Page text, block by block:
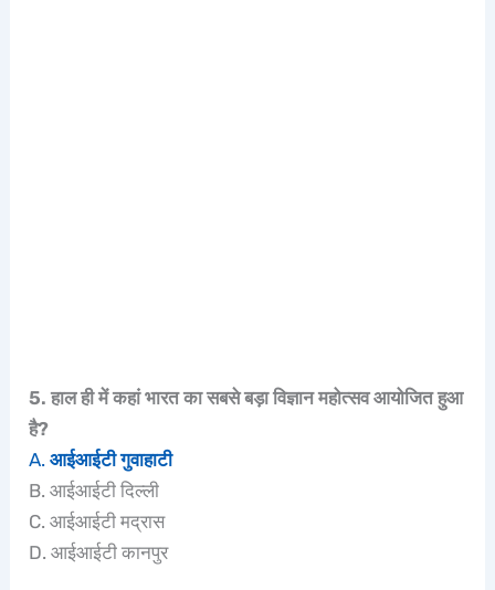
5. हाल ही में कहां भारत का सबसे बड़ा विज्ञान महोत्सव आयोजित हुआ
है?
A.आईआईटी गुवाहाटी
B. आईआईटी दिल्ली
C. आईआईटी मद्रास
D. आईआईटी कानपुर